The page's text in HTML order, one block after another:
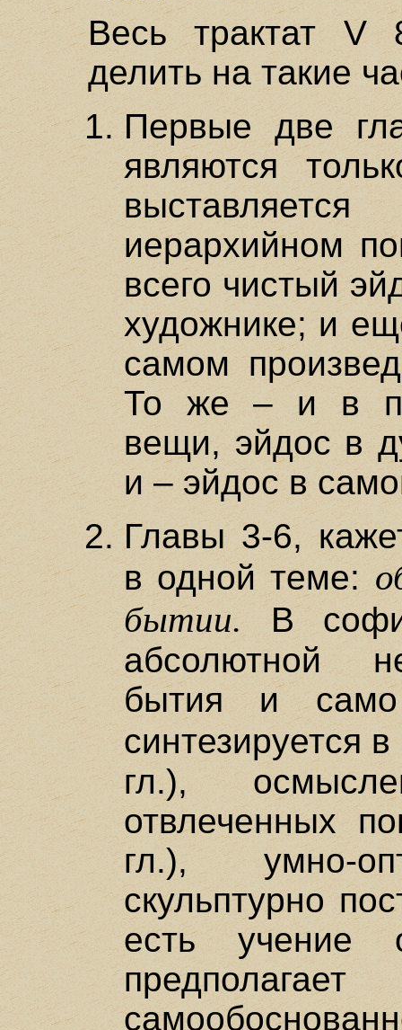
Весь трактат
делить на такие
Первые две
являются
иерархийном
всего чистый
художнике; и
самом
То же – и в
вещи, эйдос в
и – эйдос в
Главы 3-6,
в одной теме:
бытии.В
абсолютной
бытия и
синтезируется
гл.),
отвлеченных
гл.), умно-
скульптурно
есть учение